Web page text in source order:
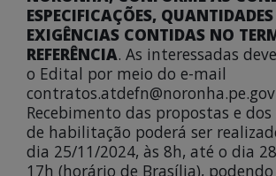
ESPECIFICAÇÕES, QUANTIDADES
EXIGÊNCIAS CONTIDAS NO
REFERÊNCIA. As interessadas
o Edital por meio do e-mail
Recebimento das propostas e
de habilitação poderá ser
dia 25/11/2024, às 8h, até o dia
17h (horário de Brasília),